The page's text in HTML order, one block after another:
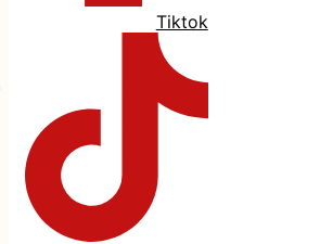
Tiktok